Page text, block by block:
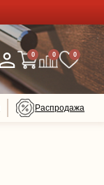
0 0 0
Распродажа